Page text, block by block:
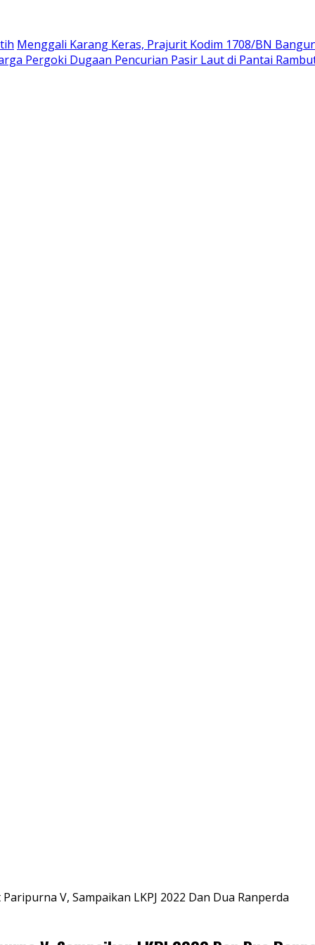
Menggali Karang Keras, Prajurit Kodim 1708/BN
Pergoki Dugaan Pencurian Pasir Laut di Pantai
V, Sampaikan LKPJ 2022 Dan Dua Ranperda